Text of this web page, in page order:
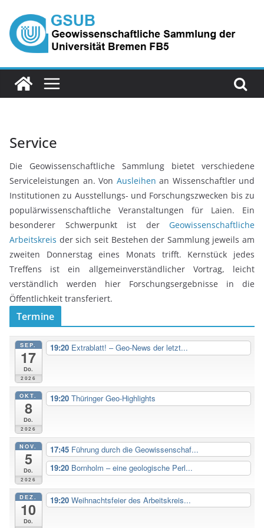
Inhalt
springen
Service
Die Geowissenschaftliche Sammlung bietet verschiedene
Serviceleistungen an. Von Ausleihen an Wissenschaftler und
Institutionen zu Ausstellungs- und Forschungszwecken bis zu
populärwissenschaftliche Veranstaltungen für Laien. Ein
besonderer Schwerpunkt ist der Geowissenschaftliche
Arbeitskreis der sich seit Bestehen der Sammlung jeweils am
zweiten Donnerstag eines Monats trifft. Kernstück jedes
Treffens ist ein allgemeinverständlicher Vortrag, leicht
verständlich werden hier Forschungsergebnisse in die
Öffentlichkeit transferiert.
Termine
SEP.
17
Do.
2026
19:20 Extrablatt! – Geo-News der letzt...
OKT.
8
Do.
2026
19:20 Thüringer Geo-Highlights
NOV.
5
Do.
2026
17:45 Führung durch die Geowissenschaf...
19:20 Bornholm – eine geologische Perl...
DEZ.
10
Do.
19:20 Weihnachtsfeier des Arbeitskreis...